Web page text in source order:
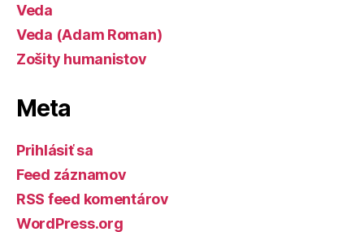
Veda
Veda (Adam Roman)
Zošity humanistov
Meta
Prihlásiť sa
Feed záznamov
RSS feed komentárov
WordPress.org